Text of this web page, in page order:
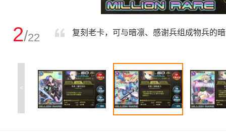
2/22 复刻老卡，可与暗凛、感谢兵组成物兵的
<